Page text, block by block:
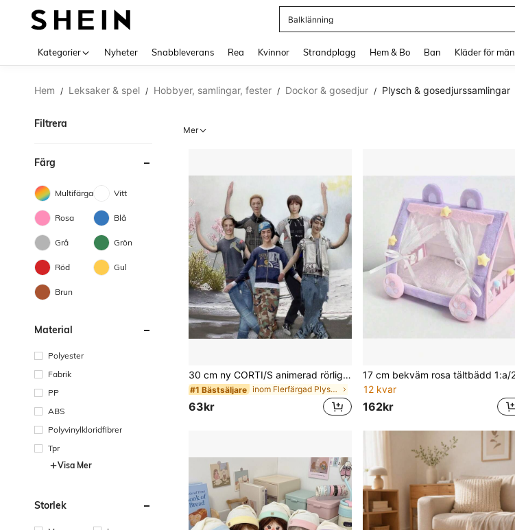
Balklänning
Kategorier Nyheter Snabbleverans Rea Kvinnor Strandplagg Hem & Bo Ban Kläder för män
Hem / Leksaker & spel / Hobbyer, samlingar, fester / Dockor & gosedjur / Plysch & gosedjurssamlingar
Filtrera
Färg
Multifärgad Vitt
Rosa Blå
Grå Grön
Röd Gul
Brun
Material
Polyester
Fabrik
PP
ABS
Polyvinylkloridfibrer
Tpr
Visa Mer
Storlek
Mer
30 cm ny CORTI/S animerad rörlig figur, fullt artikulerad – perfekt present till pojkvän/flickvän, sovrumsdekoration, bästa födelsedagspresent, julklapp
#1 Bästsäljare inom Flerfärgad Plysch- och fyllda djurkollektione
63kr
12 kvar
162kr